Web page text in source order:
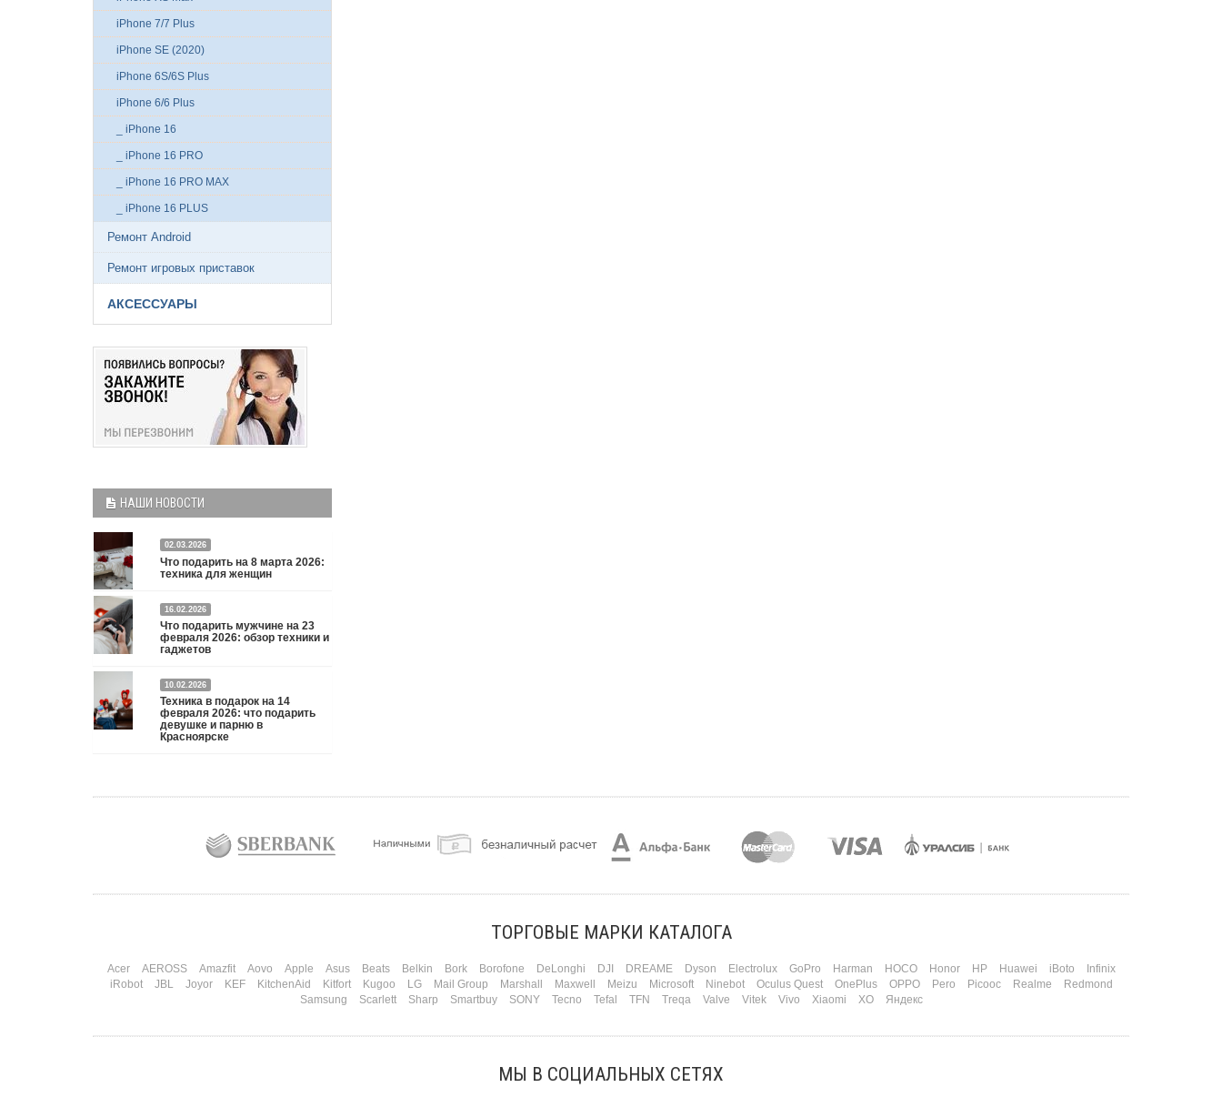
iPhone 7/7 Plus
iPhone SE (2020)
iPhone 6S/6S Plus
iPhone 6/6 Plus
_ iPhone 16
_ iPhone 16 PRO
_ iPhone 16 PRO MAX
_ iPhone 16 PLUS
Ремонт Android
Ремонт игровых приставок
АКСЕССУАРЫ
НАШИ НОВОСТИ
02.03.2026
Что подарить на 8 марта 2026:
техника для женщин
Что подарить на 8 марта 2026: техника для
женщин
Подробнее
16.02.2026
Что подарить мужчине на 23
февраля 2026: обзор техники и
гаджетов
Двадцать третье февраля — праздник, на который
мужчины делают вид, что им все равно. А потом
три дня рассказывают коллегам, какую колонку /
приставку / камеру им подарили. Не верьте
словам — верьте глазам, которые загораются при
10.02.2026
Техника в подарок на 14
февраля 2026: что подарить
девушке и парню в
Красноярске
коллеги скидываются «на что-нибудь мужское» к
самый коварный: дарить нужно обоим, а
промахнуться нельзя ни с одним
ТОРГОВЫЕ МАРКИ КАТАЛОГА
Acer AEROSS Amazfit Aovo Apple Asus Beats Belkin Bork Borofone DeLonghi DJI DREAME Dyson Electrolux GoPro Harman HOCO Honor HP Huawei iBoto
Infinix
iRobot
JBL Joyor KEF KitchenAid Kitfort Kugoo LG Mail Group Marshall Maxwell Meizu Microsoft Ninebot Oculus Quest OnePlus OPPO Pero Picooc Realme
Redmond
Samsung
Scarlett Sharp Smartbuy SONY Tecno Tefal TFN Treqa Valve Vitek Vivo Xiaomi XO Яндекс
МЫ В СОЦИАЛЬНЫХ СЕТЯХ